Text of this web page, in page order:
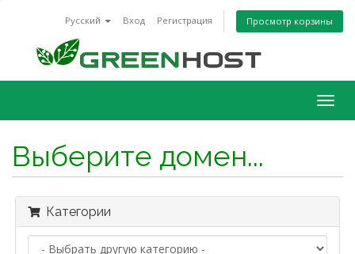
Русский Вход Регистрация Просмотр корзины
Выберите домен...
Категории